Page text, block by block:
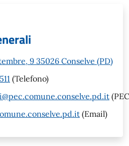
9 35026 Conselve (PD)
(Telefono)
(Email)